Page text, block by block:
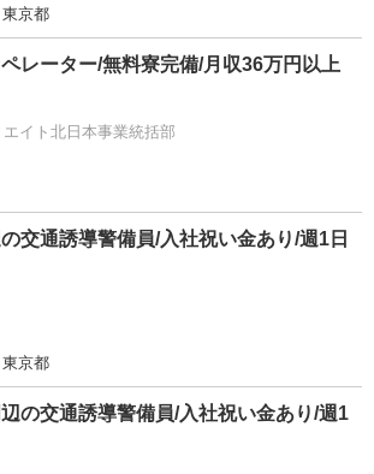
京都
レーター/無料寮完備/月収36万円以上
イト北日本事業統括部
交通誘導警備員/入社祝い金あり/週1日
京都
の交通誘導警備員/入社祝い金あり/週1